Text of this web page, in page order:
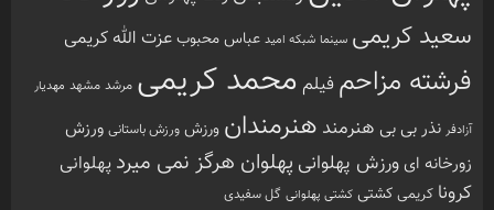
سعید کریمی سینما شبکه امید عباس محبوبعزت الله کریمی
فرشته مزاحمفیلم محمد کریمی مرشد مشهد مهدیار
آزادفر نذر بی بی هنرمند هنرمندان ورزش ورزش باستانی ورزش
زورخانه ای ورزش پهلوانی پهلوان هرگز نمی میرد پهلوانی
کرونا کریمی کشتی کشتی پهلوانی گل سفیدی